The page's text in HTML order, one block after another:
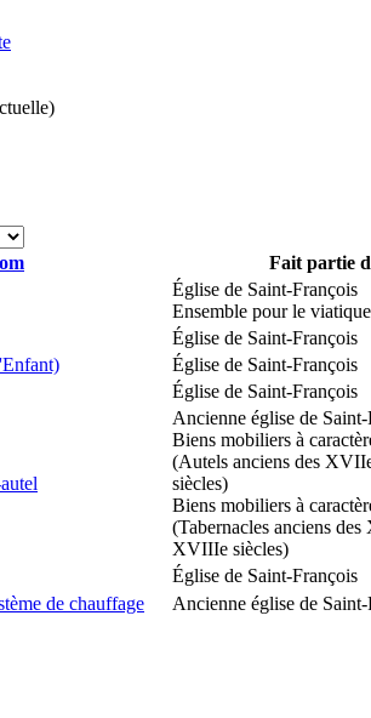
Fait partie
Église de Saint-François
Ensemble pour le viatique
Église de Saint-François
Église de Saint-François
Église de Saint-François
Ancienne église de Saint-
Biens mobiliers à
(Autels anciens des
siècles)
Biens mobiliers à
(Tabernacles anciens
XVIIIe siècles)
Église de Saint-François
de chauffage
Ancienne église de Saint-